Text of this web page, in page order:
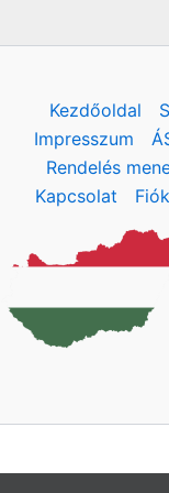
Kezdőoldal
Impresszum
Rendelés
Kapcsolat